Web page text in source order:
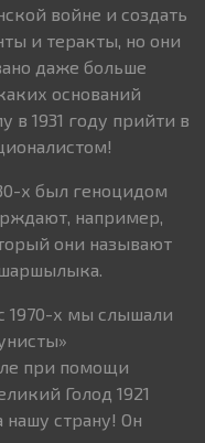
войне и создать
и теракты, но они
даже больше
оснований
в 1931 году прийти в
х был геноцидом
например,
они называют
1970-х мы слышали
при помощи
Голод 1921
нашу страну! Он